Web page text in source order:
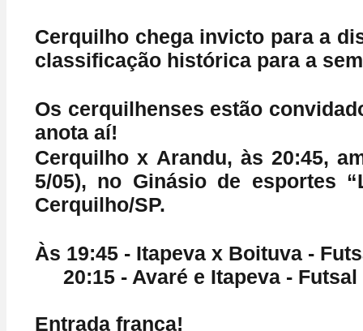
Cerquilho chega invicto para a
classificação histórica para a
Os cerquilhenses estão
anota aí!
Cerquilho x Arandu, às 20:45,
5/05), no Ginásio de esportes
Cerquilho/SP.
Às 19:45 - Itapeva x Boituva -
20:15 - Avaré e Itapeva -
Entrada franca!